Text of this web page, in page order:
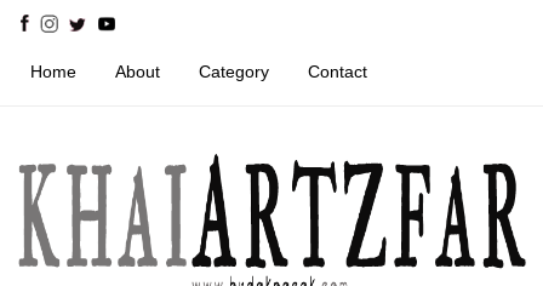
Home About Category Contact